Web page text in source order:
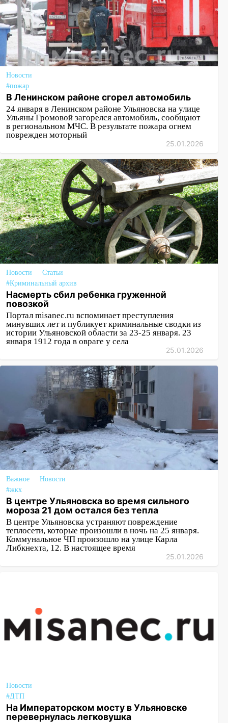
Новости
#пожар
В Ленинском районе сгорел автомобиль
24 января в Ленинском районе Ульяновска на улице
Ульяны Громовой загорелся автомобиль, сообщают
в региональном МЧС. В результате пожара огнем
поврежден моторный
25.01.2026
Новости
Статьи
#Криминальный архив
Насмерть сбил ребенка груженной
повозкой
Портал misanec.ru вспоминает преступления
минувших лет и публикует криминальные сводки из
истории Ульяновской области за 23-25 января. 23
января 1912 года в овраге у села
25.01.2026
Важное
Новости
#жкх
В центре Ульяновска во время сильного
мороза 21 дом остался без тепла
В центре Ульяновска устраняют повреждение
теплосети, которые произошли в ночь на 25 января.
Коммунальное ЧП произошло на улице Карла
Либкнехта, 12. В настоящее время
25.01.2026
Новости
#ДТП
На Императорском мосту в Ульяновске
перевернулась легковушка